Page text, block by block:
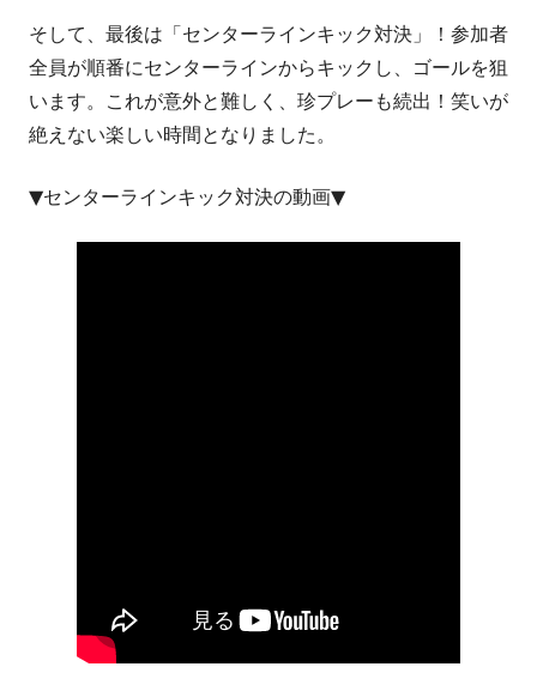
そして、最後は「センターラインキック対決」！参加者
全員が順番にセンターラインからキックし、ゴールを狙
います。これが意外と難しく、珍プレーも続出！笑いが
絶えない楽しい時間となりました。
▼センターラインキック対決の動画▼